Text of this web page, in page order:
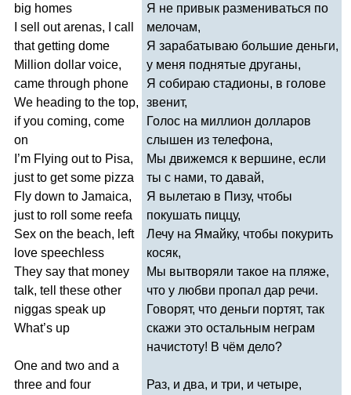
big homes
sell out arenas,
call
that getting dome
Million dollar voice,
came through phone
We heading to the top,
if you coming, come
on
’m Flying out to Pisa,
just to get some pizza
Fly down to Jamaica,
just to roll some reefa
Sex on the beach, left
love speechless
They say that money
talk, tell these other
niggas speak up
What’s up
One and two and a
three and four
Я не привык размениваться по
мелочам,
Я зарабатываю большие деньги,
у меня поднятые друганы,
Я собираю стадионы, в голове
звенит,
Голос на миллион долларов
слышен из телефона,
Мы движемся к вершине, если
ты с нами, то давай,
Я вылетаю в Пизу, чтобы
покушать пиццу,
Лечу на Ямайку, чтобы покурить
косяк,
Мы вытворяли такое на пляже,
что у любви пропал дар речи.
Говорят, что деньги портят, так
скажи это остальным неграм
начистоту! В чём дело?
Раз, и два, и три, и четыре,